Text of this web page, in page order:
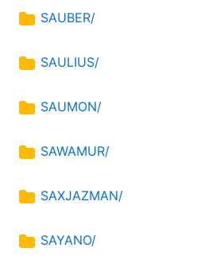
SAUBER/
SAULIUS/
SAUMON/
SAWAMUR/
SAXJAZMAN/
SAYANO/